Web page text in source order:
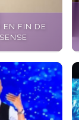
EN FIN DE